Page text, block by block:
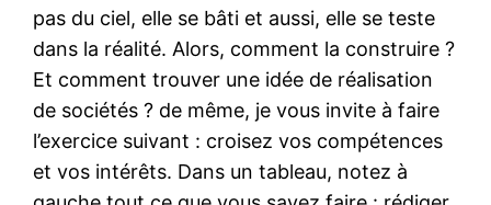
pas du ciel, elle se bâti et aussi, elle se teste
dans la réalité. Alors, comment la construire ?
Et comment trouver une idée de réalisation
de sociétés ? de même, je vous invite à faire
l’exercice suivant : croisez vos compétences
et vos intérêts. Dans un tableau, notez à